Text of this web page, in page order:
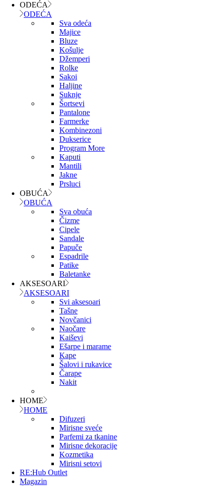
ODEĆA
ODEĆA
Sva odeća
Majice
Bluze
Košulje
Džemperi
Rolke
Sakoi
Haljine
Suknje
Šortsevi
Pantalone
Farmerke
Kombinezoni
Dukserice
Program More
Kaputi
Mantili
Jakne
Prsluci
OBUĆA
OBUĆA
Sva obuća
Čizme
Cipele
Sandale
Papuče
Espadrile
Patike
Baletanke
AKSESOARI
AKSESOARI
Svi aksesoari
Tašne
Novčanici
Naočare
Kaiševi
Ešarpe i marame
Kape
Šalovi i rukavice
Čarape
Nakit
HOME
HOME
Difuzeri
Mirisne sveće
Parfemi za tkanine
Mirisne dekoracije
Kozmetika
Mirisni setovi
RE:Hub Outlet
Magazin